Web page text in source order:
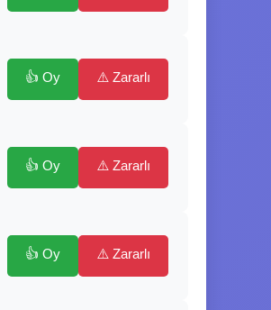
👍 Oy ⚠️ Zararlı
👍 Oy ⚠️ Zararlı
👍 Oy ⚠️ Zararlı